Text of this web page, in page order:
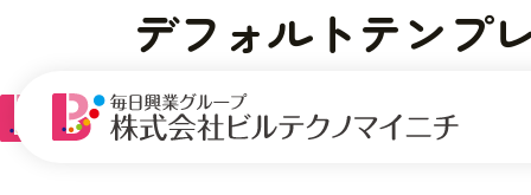
デフォルトテンプ